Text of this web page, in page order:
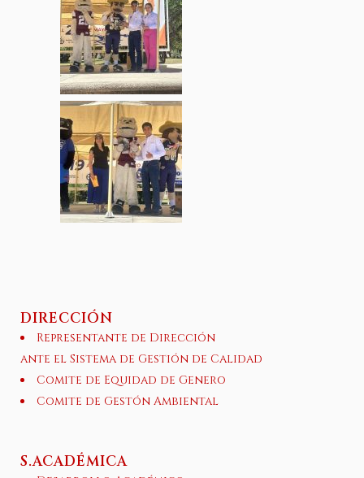
DIRECCIÓN
Representante de Dirección
ante el Sistema de Gestión de Calidad
Comite de Equidad de Genero
Comite de Gestón Ambiental
S.ACADÉMICA